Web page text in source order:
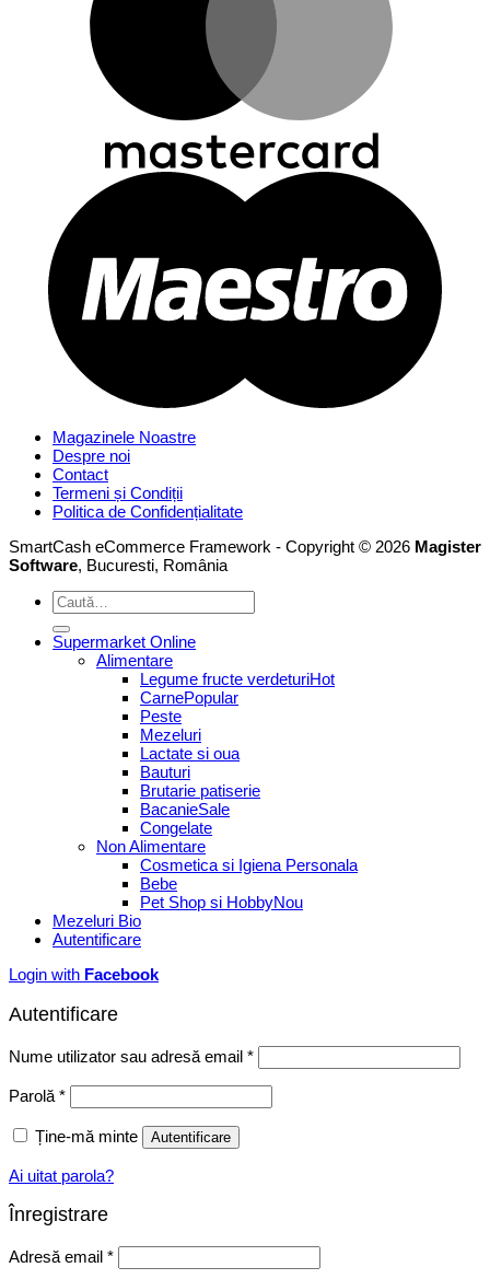
Magazinele Noastre
Despre noi
Contact
Termeni și Condiții
Politica de Confidențialitate
SmartCash eCommerce Framework - Copyright © 2026 Magister
Software, Bucuresti, România
Caută
după:
Supermarket Online
Alimentare
Legume fructe verdeturi
Carne
Peste
Mezeluri
Lactate si oua
Bauturi
Brutarie patiserie
Bacanie
Congelate
Non Alimentare
Cosmetica si Igiena Personala
Bebe
Pet Shop si Hobby
Mezeluri Bio
Autentificare
Login with Facebook
Autentificare
Nume utilizator sau adresă email *Obligatoriu
Parolă *Obligatoriu
Ține-mă minte Autentificare
Ai uitat parola?
Înregistrare
Adresă email *Obligatoriu